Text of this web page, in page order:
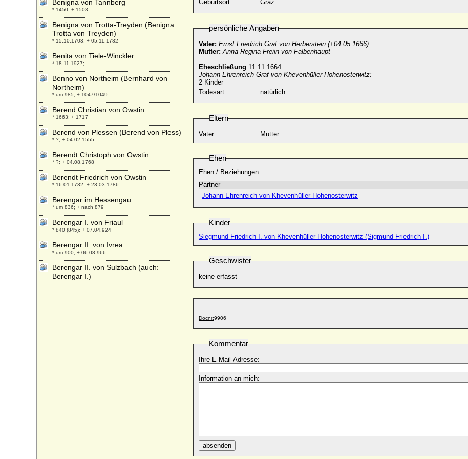
Geburtsort:
Graz
persönliche Angaben
Vater: Ernst Friedrich Graf von Herberstein (+04.05.1666)
Mutter: Anna Regina Freiin von Falbenhaupt
Eheschließung 11.11.1664:
Johann Ehrenreich Graf von Khevenhüller-Hohenosterwitz:
2 Kinder
Todesart:
natürlich
Eltern
Vater: Mutter:
Ehen
Ehen / Beziehungen:
Partner
Johann Ehrenreich von Khevenhüller-Hohenosterwitz
Kinder
Siegmund Friedrich I. von Khevenhüller-Hohenosterwitz (Sigmund Friedrich I.)
Geschwister
keine erfasst
Docnr:9906
Kommentar
Ihre E-Mail-Adresse:
Information an mich:
absenden
Benigna von Tannberg
* 1450; + 1503
Benigna von Trotta-Treyden (Benigna
Trotta von Treyden)
* 15.10.1703; + 05.11.1782
Benita von Tiele-Winckler
* 18.11.1927;
Benno von Northeim (Bernhard von
Northeim)
* um 985; + 1047/1049
Berend Christian von Owstin
* 1663; + 1717
Berend von Plessen (Berend von Pless)
* ?; + 04.02.1555
Berendt Christoph von Owstin
* ?; + 04.08.1768
Berendt Friedrich von Owstin
* 16.01.1732; + 23.03.1786
Berengar im Hessengau
* um 836; + nach 879
Berengar I. von Friaul
* 840 (845); + 07.04.924
Berengar II. von Ivrea
* um 900; + 06.08.966
Berengar II. von Sulzbach (auch:
Berengar I.)